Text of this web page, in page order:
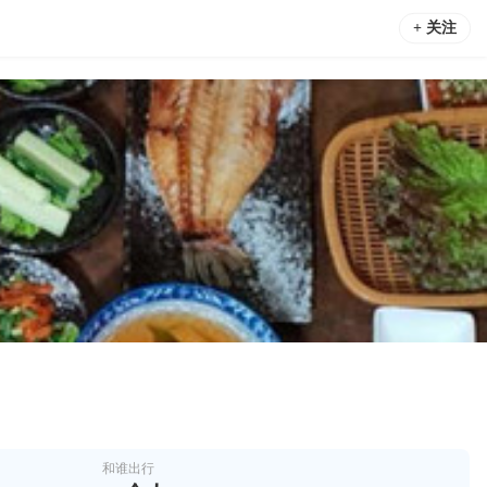
+ 关注
和谁出行